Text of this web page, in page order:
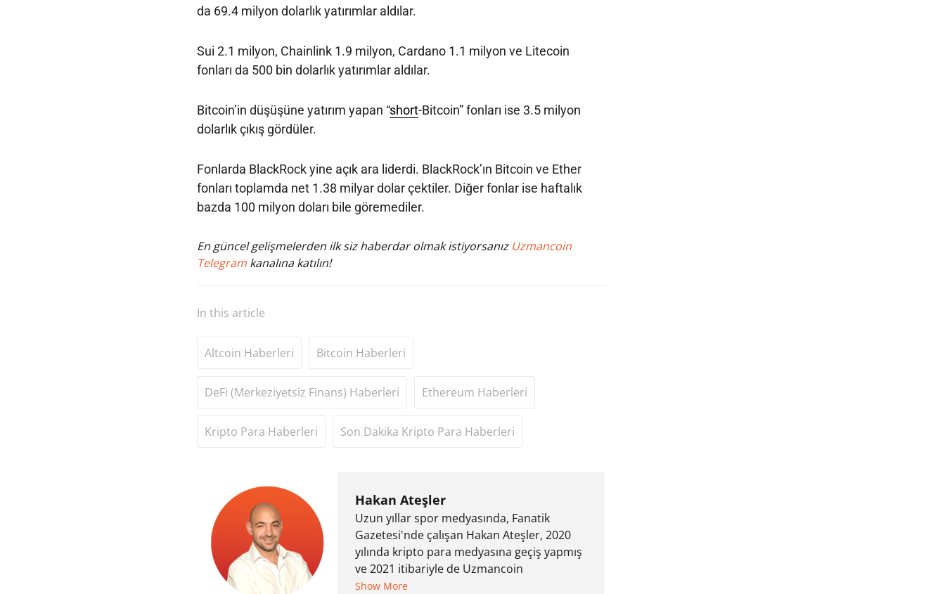
da 69.4 milyon dolarlık yatırımlar aldılar.
Sui 2.1 milyon, Chainlink 1.9 milyon, Cardano 1.1 milyon ve Litecoin
fonları da 500 bin dolarlık yatırımlar aldılar.
Bitcoin’in düşüşüne yatırım yapan “short-Bitcoin” fonları ise 3.5 milyon
dolarlık çıkış gördüler.
Fonlarda BlackRock yine açık ara liderdi. BlackRock’ın Bitcoin ve Ether
fonları toplamda net 1.38 milyar dolar çektiler. Diğer fonlar ise haftalık
bazda 100 milyon doları bile göremediler.
En güncel gelişmelerden ilk siz haberdar olmak istiyorsanız Uzmancoin
Telegram kanalına katılın!
In this article
Altcoin Haberleri Bitcoin Haberleri
DeFi (Merkeziyetsiz Finans) Haberleri Ethereum Haberleri
Kripto Para Haberleri Son Dakika Kripto Para Haberleri
Hakan Ateşler
Uzun yıllar spor medyasında, Fanatik
Gazetesi'nde çalışan Hakan Ateşler, 2020
yılında kripto para medyasına geçiş yapmış
ve 2021 itibariyle de Uzmancoin
bünyesinde çalışmaya başlamıştır. Notre
Show More